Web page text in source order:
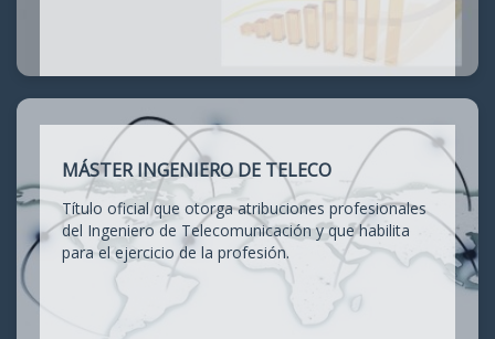
MÁSTER INGENIERO DE TELECO
Título oficial que otorga atribuciones profesionales
del Ingeniero de Telecomunicación y que habilita
para el ejercicio de la profesión.